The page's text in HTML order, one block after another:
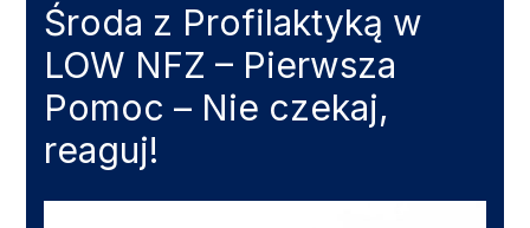
Środa z Profilaktyką w
LOW NFZ – Pierwsza
Pomoc – Nie czekaj,
reaguj!